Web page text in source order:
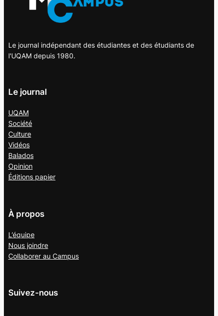
Le journal indépendant des étudiantes et des étudiants de
l'UQAM depuis 1980.
Le journal
UQAM
Société
Culture
Vidéos
Balados
Opinion
Éditions papier
À propos
L’équipe
Nous joindre
Collaborer au Campus
Suivez-nous